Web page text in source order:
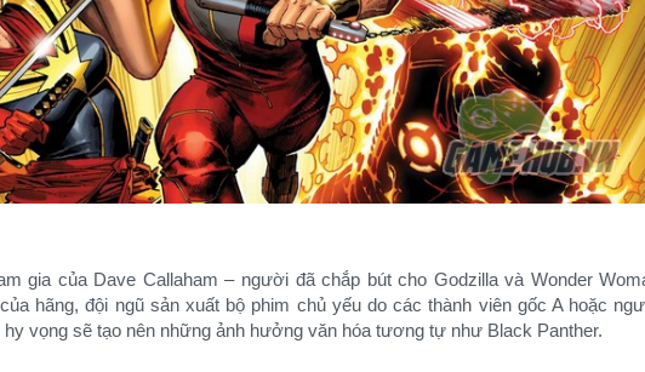
gia của Dave Callaham – người đã chắp bút cho Godzilla và Wonder
hãng, đội ngũ sản xuất bộ phim chủ yếu do các thành viên gốc A hoặc
vọng sẽ tạo nên những ảnh hưởng văn hóa tương tự như Black Panther.​